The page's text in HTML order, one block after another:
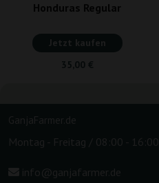
Honduras Regular
Jetzt kaufen
35,00 €
GanjaFarmer.de
Montag - Freitag / 08:00 - 16:00
info@ganjafarmer.de